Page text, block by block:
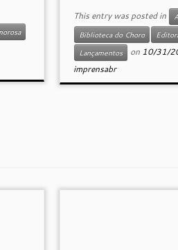
This entry was posted in
Biblioteca do Choro
Lançamentos
on 10/31/
imprensabr